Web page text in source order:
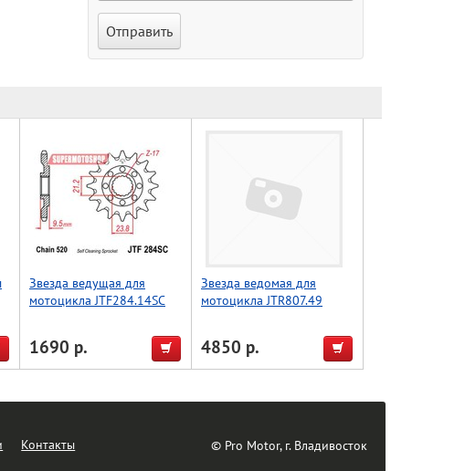
Звезда ведущая для
мотоцикла JTF284.14SC
1690 р.
Звезда ведомая для
мотоцикла JTR807.49
4850 р.
Контакты © Pro Motor, г. Владивосток